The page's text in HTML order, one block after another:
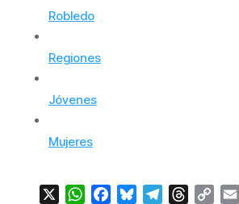
Robledo
Regiones
Jóvenes
Mujeres
WhatsApp
FacebookBlueskyTelegramThreads
Copy